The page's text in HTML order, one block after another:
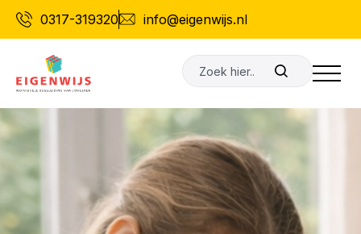
naar
0317-319320 info@eigenwijs.nl
Zoeken